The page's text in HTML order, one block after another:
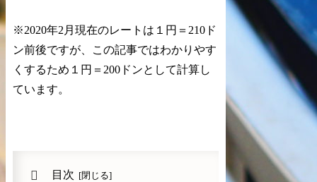
※2020年2月現在のレートは１円＝210ド
ン前後ですが、この記事ではわかりやす
くするため１円＝200ドンとして計算し
ています。
目次